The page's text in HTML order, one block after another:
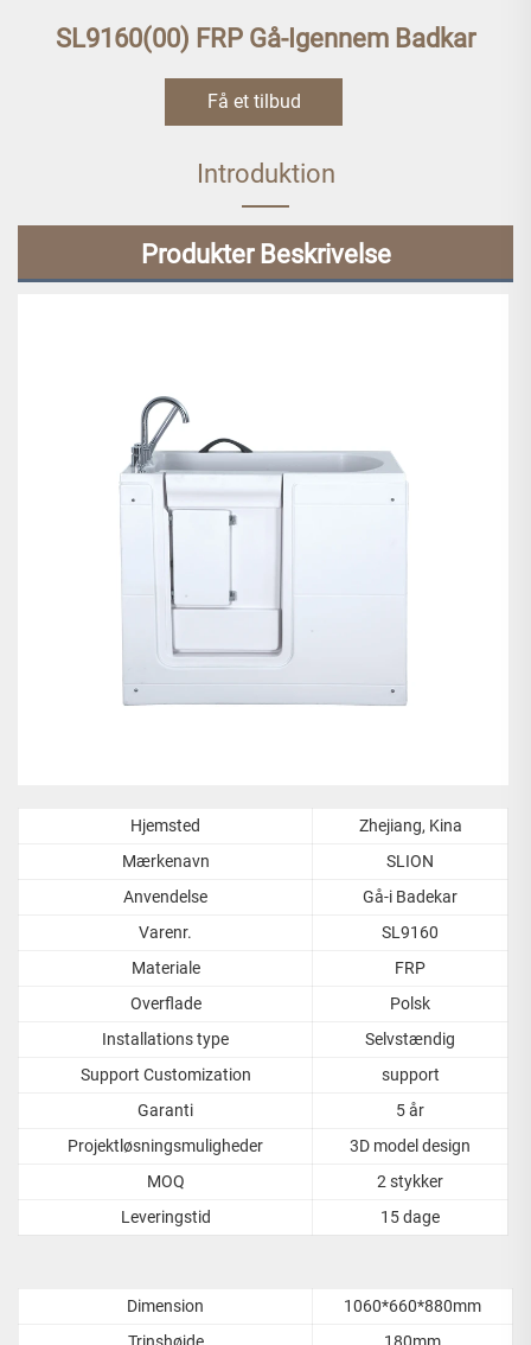
SL9160(00) FRP Gå-Igennem Badkar
Få et tilbud
Introduktion
Produkter Beskrivelse
Hjemsted
Zhejiang, Kina
Mærkenavn
SLION
Anvendelse
Gå-i Badekar
Varenr.
SL9160
Materiale
FRP
Overflade
Polsk
Installations type
Selvstændig
Support Customization
support
Garanti
5 år
Projektløsningsmuligheder
3D model design
MOQ
2 stykker
Leveringstid
15 dage
Dimension
1060*660*880mm